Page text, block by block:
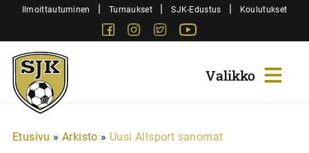
SiirryIlmoittautuminen | Turnaukset | SJK-Edustus | Koulutukset
FacebookInstagram
Twitter
Sjk-
Juniorit
Etusivu » Arkisto » Uusi Allsport sanomat